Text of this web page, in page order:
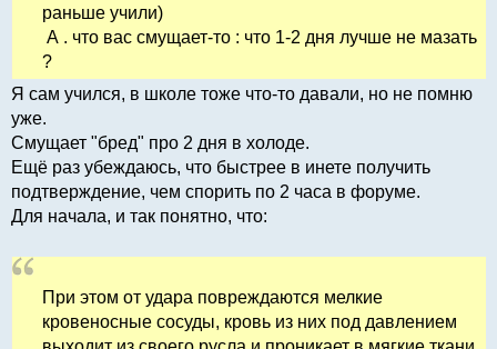
раньше учили)
А . что вас смущает-то : что 1-2 дня лучше не мазать
?
Я сам учился, в школе тоже что-то давали, но не помню
уже.
Смущает "бред" про 2 дня в холоде.
Ещё раз убеждаюсь, что быстрее в инете получить
подтверждение, чем спорить по 2 часа в форуме.
Для начала, и так понятно, что:
При этом от удара повреждаются мелкие
кровеносные сосуды, кровь из них под давлением